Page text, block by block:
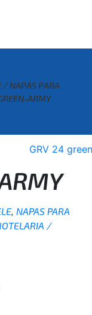
/ NAPAS PARA
ARMY
NAPAS PARA
/